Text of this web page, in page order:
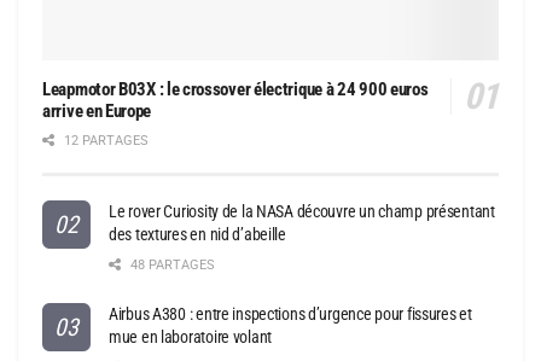
Leapmotor B03X : le crossover électrique à 24 900 euros
arrive en Europe
12 PARTAGES
Le rover Curiosity de la NASA découvre un champ présentant
des textures en nid d’abeille
48 PARTAGES
Airbus A380 : entre inspections d’urgence pour fissures et
mue en laboratoire volant